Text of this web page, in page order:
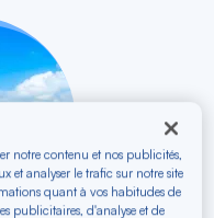
notre contenu et nos publicités,
et analyser le trafic sur notre site
quant à vos habitudes de
publicitaires, d'analyse et de